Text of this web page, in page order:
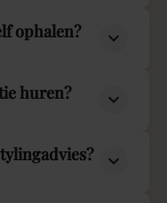
ophalen?
huren?